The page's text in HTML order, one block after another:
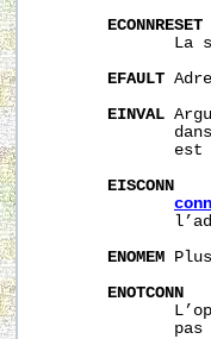
ECONNRESET
La
EFAULT
EINVAL
est
EISCONN
ENOMEM
ENOTCONN
pas